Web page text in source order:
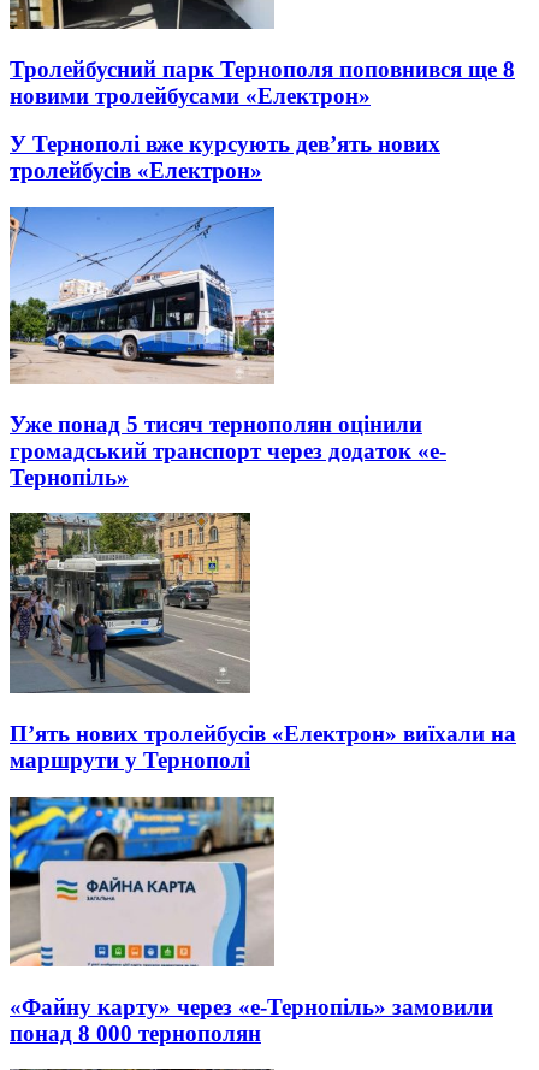
Тролейбусний парк Тернополя поповнився ще 8
новими тролейбусами «Електрон»
У Тернополі вже курсують дев’ять нових
тролейбусів «Електрон»
Уже понад 5 тисяч тернополян оцінили
громадський транспорт через додаток «е-
Тернопіль»
П’ять нових тролейбусів «Електрон» виїхали на
маршрути у Тернополі
«Файну карту» через «е-Тернопіль» замовили
понад 8 000 тернополян